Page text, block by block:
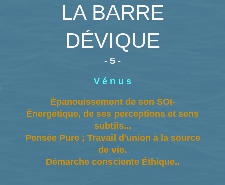
LA BARRE
DÉVIQUE
- 5 -
V é n u s
Épanouissement de son SOI-
Énergétique, de ses perceptions et sens
subtils...
Pensée Pure ; Travail d'union à la source
de vie.
Démarche consciente Éthique..